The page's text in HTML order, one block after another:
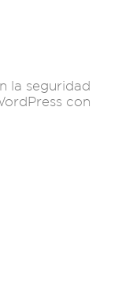
la seguridad
con